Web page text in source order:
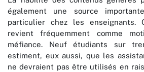
également une source
particulier chez les enseignants.
revient fréquemment comme
méfiance. Neuf étudiants sur
estiment, eux aussi, que les
ne devraient pas être utilisés en